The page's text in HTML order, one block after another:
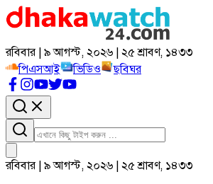
রবিবার | ৯ আগস্ট, ২০২৬ | ২৫ শ্রাবণ, ১৪৩৩
পিএসআই
ভিডিও ছবিঘর
রবিবার | ৯ আগস্ট, ২০২৬ | ২৫ শ্রাবণ, ১৪৩৩